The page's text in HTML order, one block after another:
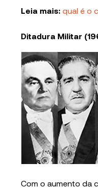
Leia mais: qual é o
Ditadura Militar
Com o aumento da